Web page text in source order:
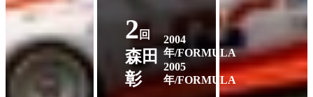
2回
森田
彰
2004
年/FORMULA
2005
年/FORMULA